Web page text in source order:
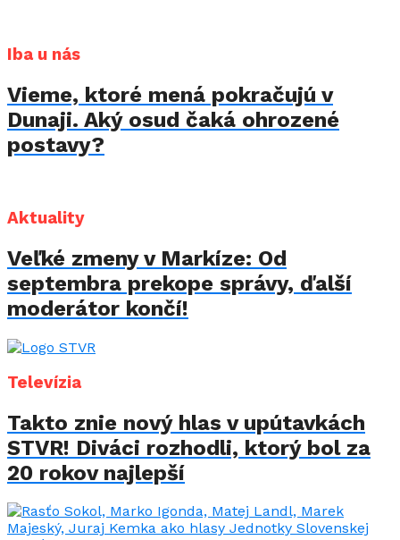
Iba u nás
Vieme, ktoré mená pokračujú v
Dunaji. Aký osud čaká ohrozené
postavy?
Aktuality
Veľké zmeny v Markíze: Od
septembra prekope správy, ďalší
moderátor končí!
Televízia
Takto znie nový hlas v upútavkách
STVR! Diváci rozhodli, ktorý bol za
20 rokov najlepší